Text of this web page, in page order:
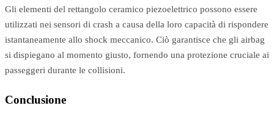
Gli elementi del rettangolo ceramico piezoelettrico possono essere
utilizzati nei sensori di crash a causa della loro capacità di rispondere
istantaneamente allo shock meccanico. Ciò garantisce che gli airbag
si dispiegano al momento giusto, fornendo una protezione cruciale ai
passeggeri durante le collisioni.
Conclusione